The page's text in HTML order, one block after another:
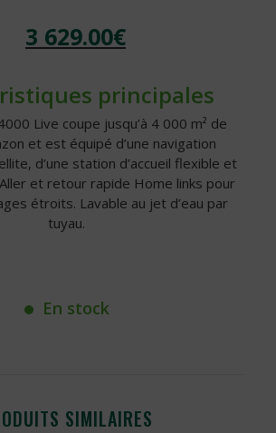
3 629.00€
principales
Live coupe jusqu’à 4 000 m² de
et est équipé d’une navigation
d’une station d’accueil flexible et
et retour rapide Home links pour
étroits. Lavable au jet d’eau par
tuyau.
En stock
SIMILAIRES